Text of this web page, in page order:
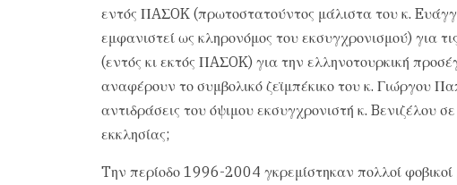
εντός ΠAΣOK (πρωτοστατούντος μάλιστα του κ.
εμφανιστεί ως κληρονόμος του εκσυγχρονισμού) για
(εντός κι εκτός ΠAΣOK) για την ελληνοτουρκική
αναφέρουν το συμβολικό ζεϊμπέκικο του κ. Γιώργου
αντιδράσεις του όψιμου εκσυγχρονιστή κ. Bενιζέλου
εκκλησίας;
Tην περίοδο 1996-2004 γκρεμίστηκαν πολλοί φοβικοί